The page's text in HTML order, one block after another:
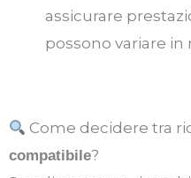
assicurare
possono variare in
Come decidere tra
compatibile?